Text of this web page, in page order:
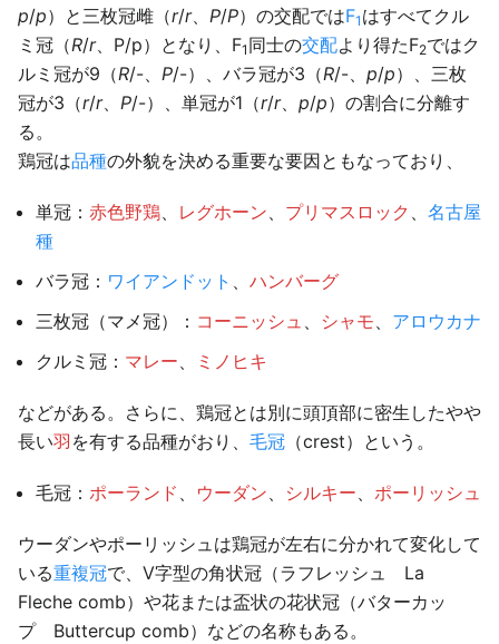
p/p）と三枚冠雌（r/r、 P/P）の交配ではF1 はすべてクル
ミ冠（R/r、P/p）となり、F1 同士の交配より得たF2ではク
ルミ冠が9（R/-、 P/-）、バラ冠が3（R/-、 p/p）、三枚
冠が3（r/r、 P/-）、単冠が1（r/r、 p/p）の割合に分離す
る。
鶏冠は品種の外貌を決める重要な要因ともなっており、
単冠： 赤色野鶏、 レグホーン、 プリマスロック 、 名古屋
種
バラ冠： ワイアンドット 、 ハンバーグ
三枚冠（マメ冠）： コーニッシュ 、 シャモ、 アロウカナ
クルミ冠： マレー、 ミノヒキ
などがある。さらに、鶏冠とは別に頭頂部に密生したやや
長い羽 を有する品種がおり、 毛冠 （crest）という。
毛冠： ポーランド 、 ウーダン、 シルキー、 ポーリッシュ
ウーダンやポーリッシュは鶏冠が左右に分かれて変化して
いる重複冠で、V字型の角状冠（ラフレッシュ La
Fleche comb）や花または盃状の花状冠（バターカッ
プ Buttercup comb）などの名称もある。